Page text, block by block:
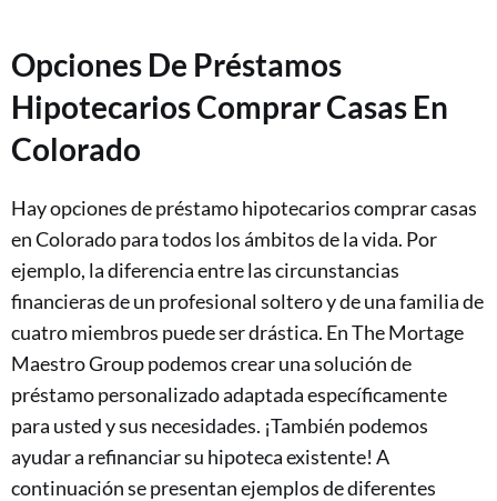
Opciones De Préstamos
Hipotecarios Comprar Casas En
Colorado
Hay opciones de préstamo hipotecarios comprar casas
en Colorado para todos los ámbitos de la vida. Por
ejemplo, la diferencia entre las circunstancias
financieras de un profesional soltero y de una familia de
cuatro miembros puede ser drástica. En The Mortage
Maestro Group podemos crear una solución de
préstamo personalizado adaptada específicamente
para usted y sus necesidades. ¡También podemos
ayudar a refinanciar su hipoteca existente! A
continuación se presentan ejemplos de diferentes